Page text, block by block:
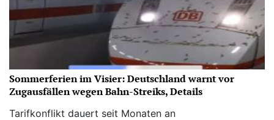
Sommerferien im Visier: Deutschland warnt vor
Zugausfällen wegen Bahn-Streiks, Details
Tarifkonflikt dauert seit Monaten an